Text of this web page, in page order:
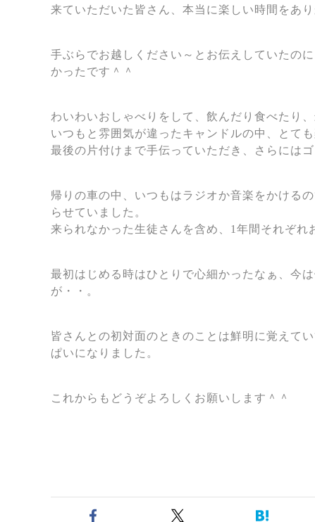
来ていただいた皆さん、本当に楽しい時間をあ
手ぶらでお越しください～とお伝えしていたの
かったです＾＾
わいわいおしゃべりをして、飲んだり食べたり
いつもと雰囲気が違ったキャンドルの中、とて
最後の片付けまで手伝っていただき、さらには
帰りの車の中、いつもはラジオか音楽をかける
らせていました。
来られなかった生徒さんを含め、1年間それぞ
最初はじめる時はひとりで心細かったなぁ、今
が・・。
皆さんとの初対面のときのことは鮮明に覚えて
ぱいになりました。
これからもどうぞよろしくお願いします＾＾